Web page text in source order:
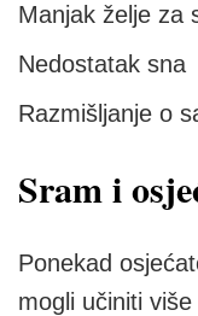
Manjak želje za
Nedostatak sna
Razmišljanje o
Sram i
Ponekad
mogli učiniti